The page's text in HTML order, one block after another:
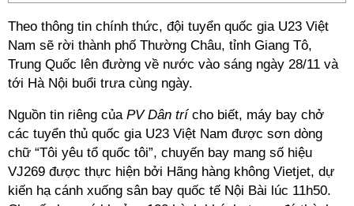
Theo thông tin chính thức, đội tuyển quốc gia U23 Việt
Nam sẽ rời thành phố Thường Châu, tỉnh Giang Tô,
Trung Quốc lên đường về nước vào sáng ngày 28/11 và
tới Hà Nội buổi trưa cùng ngày.
Nguồn tin riêng của PV Dân trícho biết, máy bay chở
các tuyển thủ quốc gia U23 Việt Nam được sơn dòng
chữ “Tôi yêu tổ quốc tôi”, chuyến bay mang số hiệu
VJ269 được thực hiện bởi Hãng hàng không Vietjet, dự
kiến hạ cánh xuống sân bay quốc tế Nội Bài lúc 11h50.